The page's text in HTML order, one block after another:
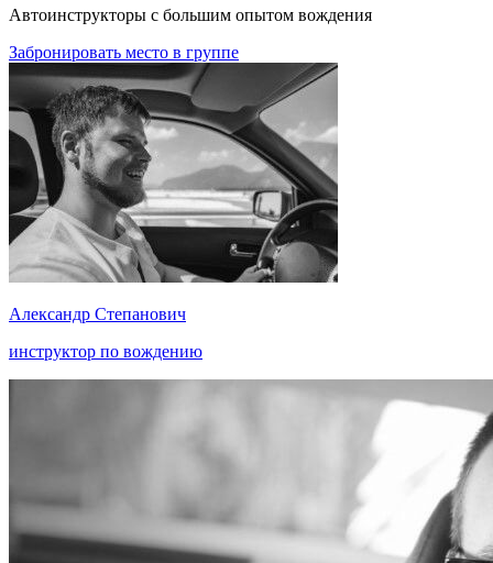
Автоинструкторы с большим опытом вождения
Забронировать место в группе
Александр Степанович
инструктор по вождению